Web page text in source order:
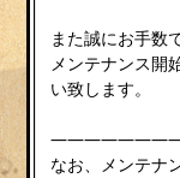
また誠にお手数
メンテナンス開
い致します。
なお、メンテナ